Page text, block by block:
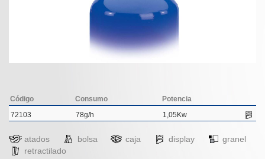
Código Consumo Potencia
72103 78g/h 1,05Kw
atados bolsa caja display
granel
retractilado